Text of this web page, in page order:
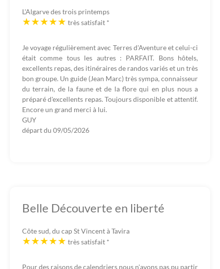
L'Algarve des trois printemps
très satisfait *
Je voyage régulièrement avec Terres d'Aventure et celui-ci
était comme tous les autres : PARFAIT. Bons hôtels,
excellents repas, des itinéraires de randos variés et un très
bon groupe. Un guide (Jean Marc) très sympa, connaisseur
du terrain, de la faune et de la flore qui en plus nous a
préparé d'excellents repas. Toujours disponible et attentif.
Encore un grand merci à lui.
GUY
départ du 09/05/2026
Belle Découverte en liberté
Côte sud, du cap St Vincent à Tavira
très satisfait *
Pour des raisons de calendriers nous n'avons pas pu partir